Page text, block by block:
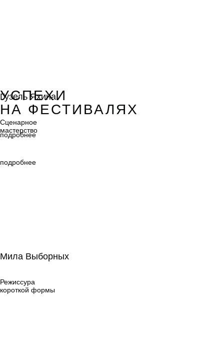
подробнее
подробнее
Гузель Яхина
Сценарное
мастерство
Сценарное
мастерство
Мила Выборных
Режиссура
короткой формы
УСПЕХИ
НА ФЕСТИВАЛЯХ